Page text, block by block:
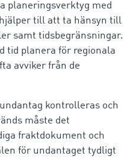
planeringsverktyg med
till att ta hänsyn till
samt tidsbegränsningar.
tid planera för regionala
avviker från de
kontrolleras och
måste det
fraktdokument och
för undantaget tydligt